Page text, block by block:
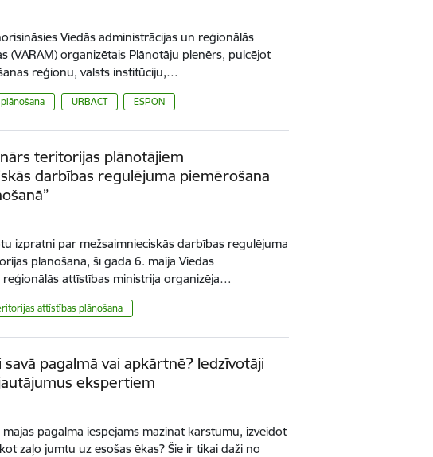
Viedās administrācijas un reģionālās
(VARAM) organizētais Plānotāju plenērs, pulcējot
reģionu, valsts institūciju,…
URBACT ESPON
teritorijas plānotājiem
darbības regulējuma piemērošana
izpratni par mežsaimnieciskās darbības regulējuma
plānošanā, šī gada 6. maijā Viedās
attīstības ministrija organizēja…
attīstības plānošana
savā pagalmā vai apkārtnē? Iedzīvotāji
ekspertiem
pagalmā iespējams mazināt karstumu, izveidot
zaļo jumtu uz esošas ēkas? Šie ir tikai daži no